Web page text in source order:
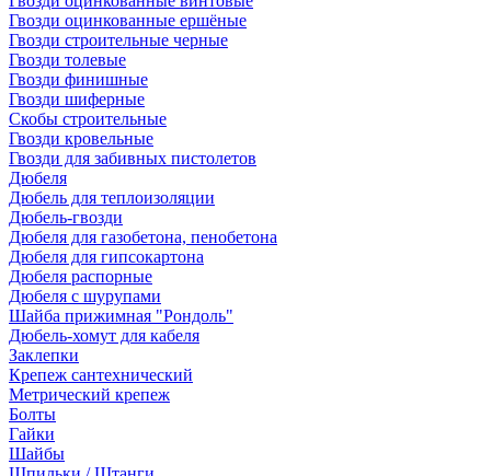
Гвозди оцинкованные ершёные
Гвозди строительные черные
Гвозди толевые
Гвозди финишные
Гвозди шиферные
Скобы строительные
Гвозди кровельные
Гвозди для забивных пистолетов
Дюбеля
Дюбель для теплоизоляции
Дюбель-гвозди
Дюбеля для газобетона, пенобетона
Дюбеля для гипсокартона
Дюбеля распорные
Дюбеля с шурупами
Шайба прижимная "Рондоль"
Дюбель-хомут для кабеля
Заклепки
Крепеж сантехнический
Метрический крепеж
Болты
Гайки
Шайбы